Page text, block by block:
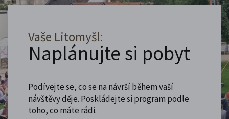
Vaše Litomyšl:
Naplánujte si pobyt
Podívejte se, co se na návrší během vaší
návštěvy děje. Poskládejte si program podle
toho, co máte rádi.